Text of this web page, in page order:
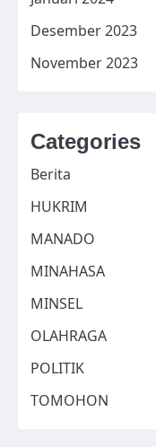
Desember 2023
November 2023
Categories
Berita
HUKRIM
MANADO
MINAHASA
MINSEL
OLAHRAGA
POLITIK
TOMOHON